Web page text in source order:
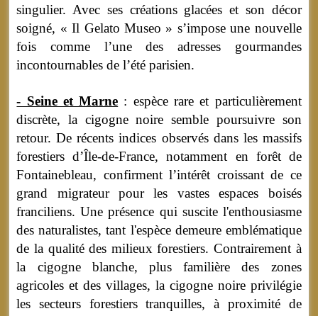
singulier. Avec ses créations glacées et son décor
soigné, « Il Gelato Museo » s’impose une nouvelle
fois comme l’une des adresses gourmandes
incontournables de l’été parisien.
- Seine et Marne : espèce rare et particulièrement
discrète, la cigogne noire semble poursuivre son
retour. De récents indices observés dans les massifs
forestiers d’Île-de-France, notamment en forêt de
Fontainebleau, confirment l’intérêt croissant de ce
grand migrateur pour les vastes espaces boisés
franciliens. Une présence qui suscite l'enthousiasme
des naturalistes, tant l'espèce demeure emblématique
de la qualité des milieux forestiers. Contrairement à
la cigogne blanche, plus familière des zones
agricoles et des villages, la cigogne noire privilégie
les secteurs forestiers tranquilles, à proximité de